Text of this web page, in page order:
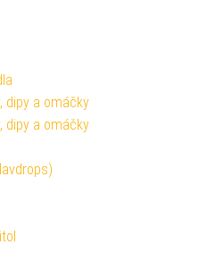
dipy a omáčky
dipy a omáčky